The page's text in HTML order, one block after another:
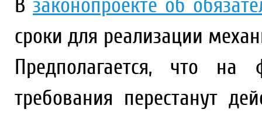
В законопроекте об
сроки для реализации
Предполагается, что на
требования перестанут